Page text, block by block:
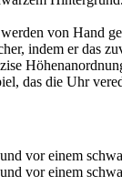
von Hand
indem er das
das die Uhr